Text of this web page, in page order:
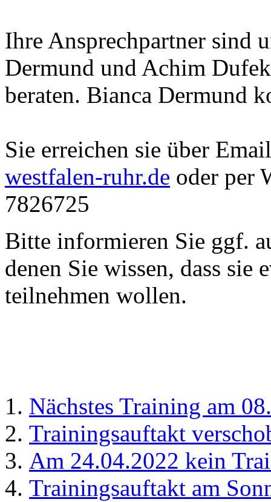
Ihre Ansprechpartner sind
Dermund und Achim
beraten. Bianca Dermund
Sie erreichen sie über
westfalen-ruhr.de oder per
7826725
Bitte informieren Sie ggf.
denen Sie wissen, dass
teilnehmen wollen.
Nächstes Training am
Trainingsauftakt
Am 24.04.2022 kein
Trainingsauftakt am